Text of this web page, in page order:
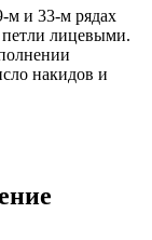
м и 33-м рядах
петли лицевыми.
накидов и